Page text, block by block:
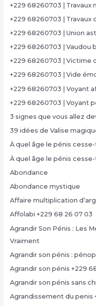
+229 68260703 | Travaux
+229 68260703 | Travaux
+229 68260703 | Union
+229 68260703 | Vaudou
+229 68260703 | Victime
+229 68260703 | Vide
+229 68260703 | Voyant
+229 68260703 | Voyant
3 signes que vous allez
39 idées de Valise
À quel âge le pénis
À quel âge le pénis
Abondance
Abondance mystique
Affaire multiplication
Affolabi +229 68 26 07 03
Agrandir Son Pénis : Les
Vraiment
Agrandir son pénis :
Agrandir son pénis +229
Agrandir son pénis sans
Agrandissement du penis